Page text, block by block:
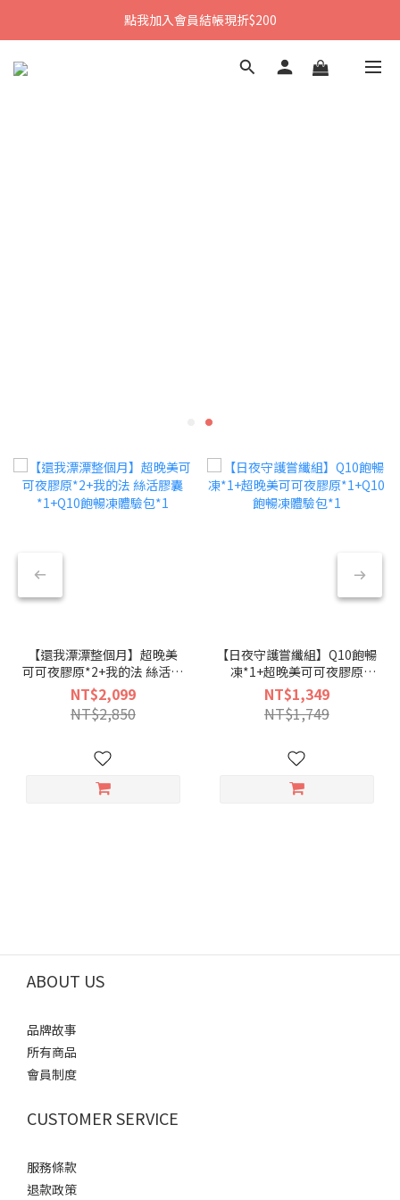
點我加入會員結帳現折$200
【還我漂漂整個月】超晚美
可可夜膠原*2+我的法 絲活膠
囊*1+Q10飽暢凍體驗包*1
NT$2,099
NT$2,850
【日夜守護嘗纖組】Q10飽暢
凍*1+超晚美可可夜膠原
*1+Q10飽暢凍體驗包*1
NT$1,349
NT$1,749
ABOUT US
品牌故事
所有商品
會員制度
CUSTOMER SERVICE
服務條款
退款政策